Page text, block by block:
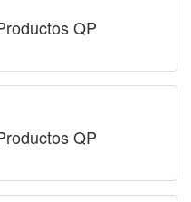
QP
QP